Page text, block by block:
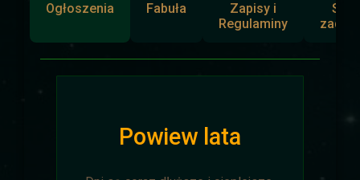
Ogłoszenia Fabuła
Zapisy i
Regulaminy
Powiew lata